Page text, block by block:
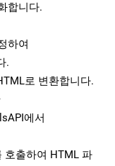
합니다.
하여
.
로 변환합니다.
에서
호출하여 HTML 파